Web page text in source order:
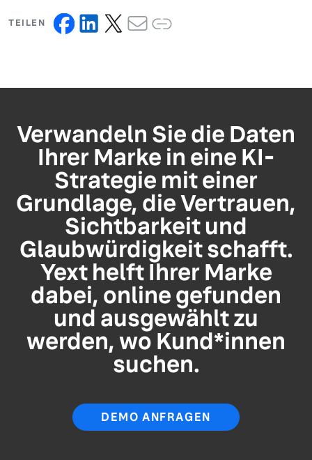
TEILEN
Verwandeln Sie die Daten
Ihrer Marke in eine KI-
Strategie mit einer
Grundlage, die Vertrauen,
Sichtbarkeit und
Glaubwürdigkeit schafft.
Yext helft Ihrer Marke
dabei, online gefunden
und ausgewählt zu
werden, wo Kund*innen
suchen.
DEMO ANFRAGEN